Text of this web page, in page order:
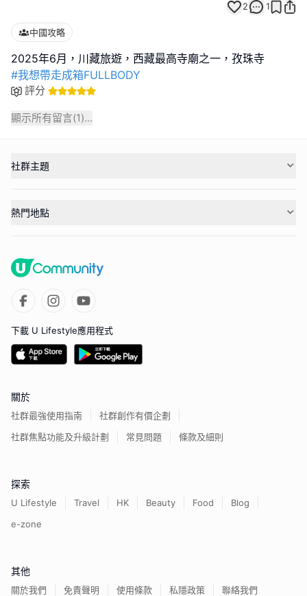
2 1
中國攻略
#我想帶走成箱FULLBODY
評分
顯示所有留言(1)...
社群主題
熱門地點
下載 U Lifestyle應用程式
關於
社群最強使用指南
社群創作有價企劃
社群焦點功能及升級計劃
常見問題 條款及細則
探索
U Lifestyle Travel HK Beauty Food
Blog
e-zone
其他
關於我們 免責聲明 使用條款 私隱政策 聯絡我們